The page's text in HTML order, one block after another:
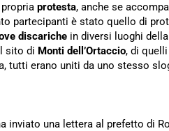
protesta, anche se
partecipanti è stato quello di
discariche in diversi luoghi
sito di Monti dell’Ortaccio, di
tutti erano uniti da uno stesso
inviato una lettera al prefetto di